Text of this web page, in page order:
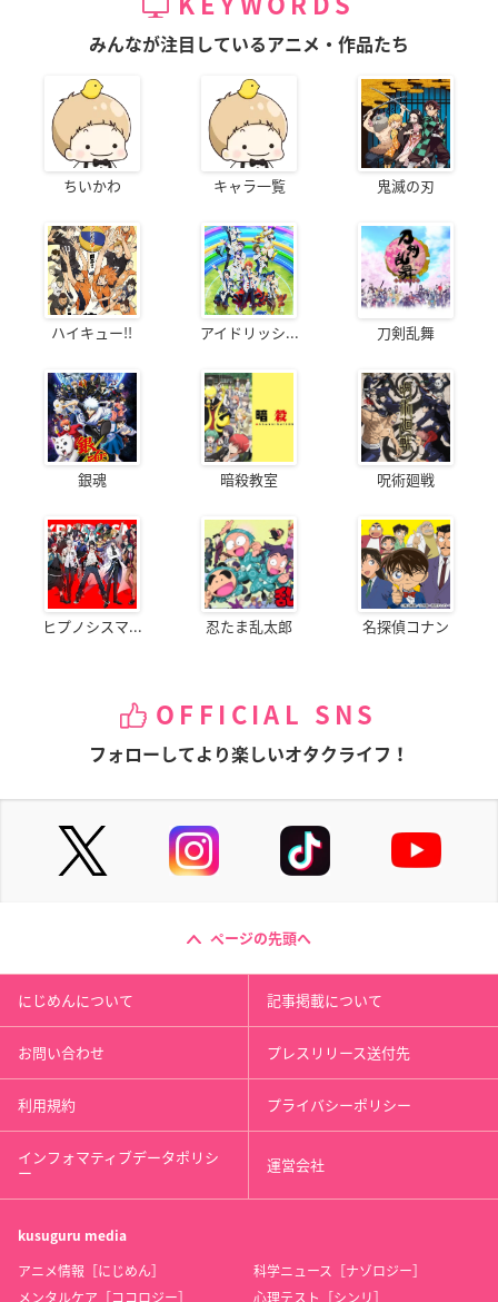
KEYWORDS
みんなが注目しているアニメ・作品たち
ちいかわ キャラ一覧 鬼滅の刃
ハイキュー!! アイドリッシ... 刀剣乱舞
銀魂 暗殺教室 呪術廻戦
ヒプノシスマ... 忍たま乱太郎 名探偵コナン
OFFICIAL SNS
フォローしてより楽しいオタクライフ！
ページの先頭へ
にじめんについて 記事掲載について
お問い合わせ プレスリリース送付先
利用規約 プライバシーポリシー
インフォマティブデータポリシ
ー 運営会社
kusuguru media
アニメ情報［にじめん］
科学ニュース［ナゾロジー］
メンタルケア［ココロジー］
心理テスト［シンリ］